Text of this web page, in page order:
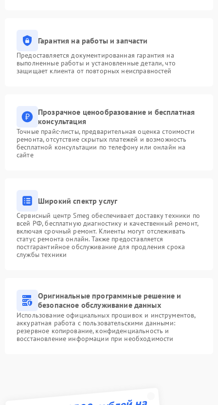
Гарантия на работы и запчасти
Предоставляется документированная гарантия на
выполненные работы и установленные детали, что
защищает клиента от повторных неисправностей
Прозрачное ценообразование и бесплатная
консультация
Точные прайс-листы, предварительная оценка стоимости
ремонта, отсутствие скрытых платежей и возможность
бесплатной консультации по телефону или онлайн на
сайте
Широкий спектр услуг
Сервисный центр Smeg обеспечивает доставку техники по
всей РФ, бесплатную диагностику и качественный ремонт,
включая срочный ремонт. Клиенты могут отслеживать
статус ремонта онлайн. Также предоставляется
постгарантийное обслуживание для продления срока
службы техники
Оригинальные программные решение и
безопасное обслуживание данных
Использование официальных прошивок и инструментов,
аккуратная работа с пользовательскими данными:
резервное копирование, конфиденциальность и
восстановление информации при необходимости